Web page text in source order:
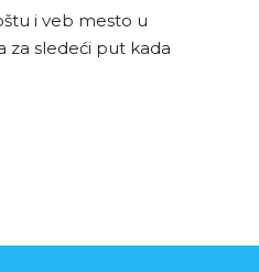
i veb mesto u
za sledeći put kada